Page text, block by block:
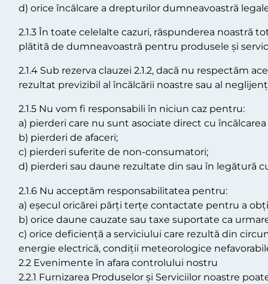
d) orice încălcare a drepturilor dumneavoastră
2.1.3 În toate celelalte cazuri, răspunderea noastră
plătită de dumneavoastră pentru produsele și
2.1.4 Sub rezerva clauzei 2.1.2, dacă nu
rezultat previzibil al încălcării noastre sau al
2.1.5 Nu vom fi responsabili în niciun caz pentru:
a) pierderi care nu sunt asociate direct cu
b) pierderi de afaceri;
c) pierderi suferite de non-consumatori;
d) pierderi sau daune rezultate din sau în legătură
2.1.6 Nu acceptăm responsabilitatea pentru:
a) eșecul oricărei părți terțe contactate pentru a
b) orice daune cauzate sau taxe suportate ca
c) orice deficiență a serviciului care rezultă din
energie electrică, condiții meteorologice
2.2 Evenimente în afara controlului nostru
2.2.1 Furnizarea Produselor și Serviciilor noastre